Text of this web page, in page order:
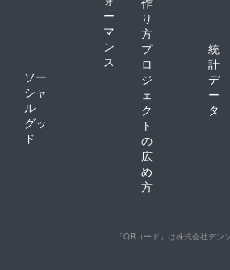
ー
マ
ン
ス
ソー
シャ
ル
グッ
ド
り
方
プ
ロ
ジ
ェ
ク
ト
の
広
め
方
統
計
デ
ー
タ
「QRコード」は株式会社デン